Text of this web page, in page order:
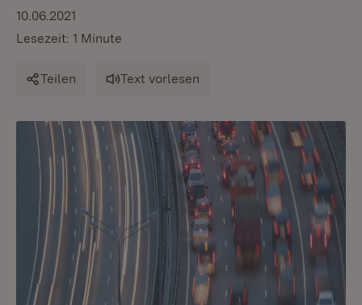
10.06.2021
Lesezeit: 1 Minute
Teilen Text vorlesen